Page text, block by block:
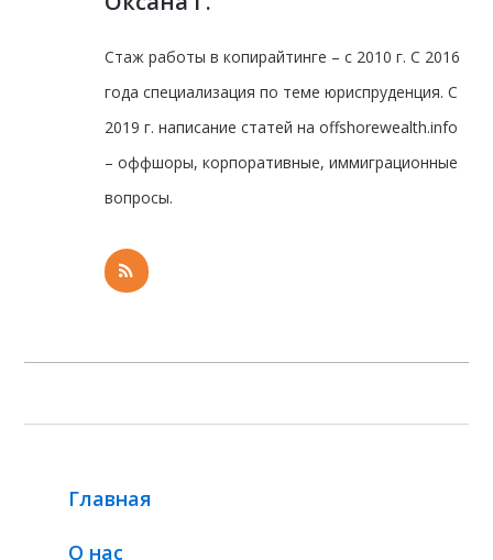
Стаж работы в копирайтинге – с 2010 г. С 2016
года специализация по теме юриспруденция. С
2019 г. написание статей на offshorewealth.info
– оффшоры, корпоративные, иммиграционные
вопросы.
Главная
О нас